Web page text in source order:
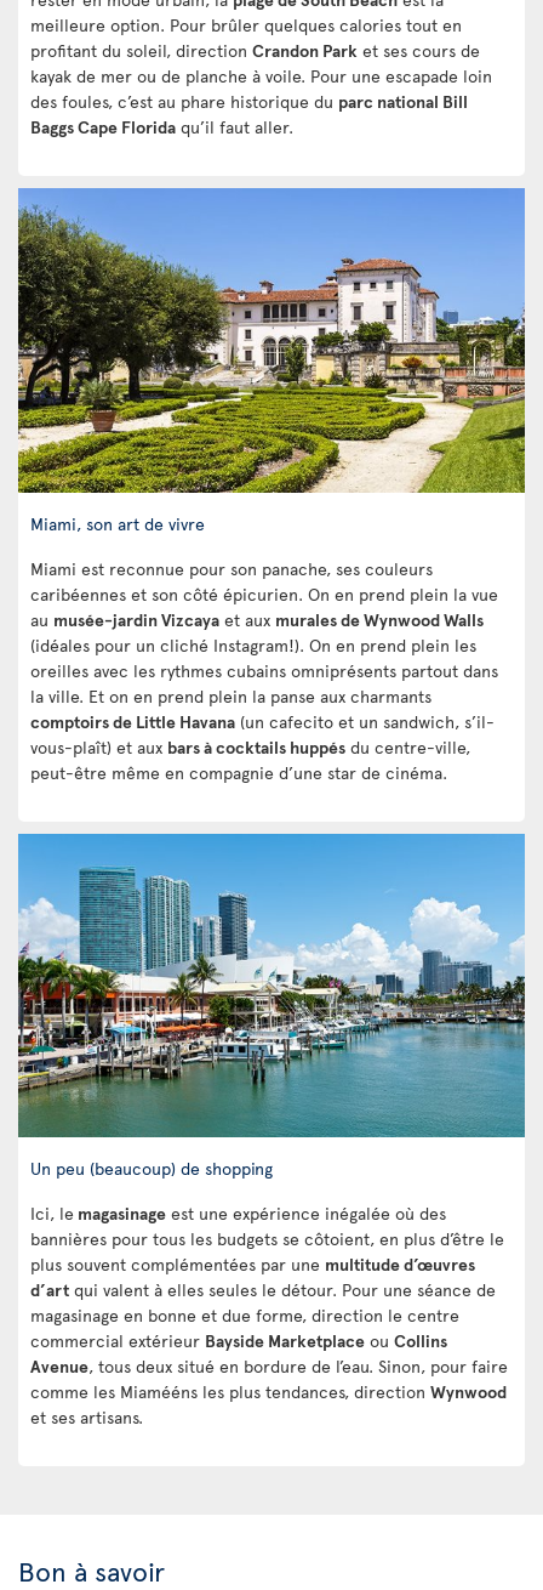
meilleure option. Pour brûler quelques calories tout en
profitant du soleil, direction Crandon Park et ses cours de
kayak de mer ou de planche à voile. Pour une escapade loin
des foules, c’est au phare historique du parc national Bill
Baggs Cape Florida qu’il faut aller.
Miami, son art de vivre
Miami est reconnue pour son panache, ses couleurs
caribéennes et son côté épicurien. On en prend plein la vue
au musée-jardin Vizcaya et aux murales de Wynwood Walls
(idéales pour un cliché Instagram!). On en prend plein les
oreilles avec les rythmes cubains omniprésents partout dans
la ville. Et on en prend plein la panse aux charmants
comptoirs de Little Havana (un cafecito et un sandwich, s’il-
vous-plaît) et aux bars à cocktails huppés du centre-ville,
peut-être même en compagnie d’une star de cinéma.
Un peu (beaucoup) de shopping
Ici, le magasinage est une expérience inégalée où des
bannières pour tous les budgets se côtoient, en plus d’être le
plus souvent complémentées par une multitude d’œuvres
d’art qui valent à elles seules le détour. Pour une séance de
magasinage en bonne et due forme, direction le centre
commercial extérieur Bayside Marketplace ou Collins
Avenue, tous deux situé en bordure de l’eau. Sinon, pour faire
comme les Miamééns les plus tendances, direction Wynwood
et ses artisans.
Bon à savoir